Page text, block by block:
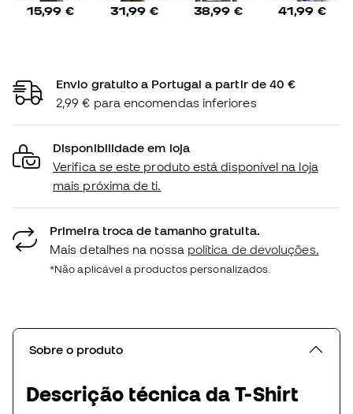
15,99 € 31,99 € 38,99 € 41,99 €
Envio gratuito a Portugal a partir de 40 €
2,99 € para encomendas inferiores
Disponibilidade em loja
Verifica se este produto está disponível na loja
mais próxima de ti.
Primeira troca de tamanho gratuita.
Mais detalhes na nossa política de devoluções.
*Não aplicável a productos personalizados.
Sobre o produto
Descrição técnica da T-Shirt